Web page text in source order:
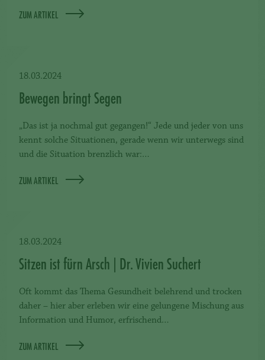
ZUM ARTIKEL
Bewegen bringt Segen
„Das ist ja nochmal gut gegangen!“ Jede und jeder von uns
kennt solche Situationen, gerade wenn wir unterwegs sind
und die Situation brenzlich war:…
ZUM ARTIKEL
18.03.2024
Sitzen ist fürn Arsch | Dr. Vivien Suchert
Oft kommt das Thema Gesundheit belehrend und trocken
daher – hier aber erleben wir eine gelungene Mischung aus
Information und Humor, erfrischend…
ZUM ARTIKEL
18.03.2024